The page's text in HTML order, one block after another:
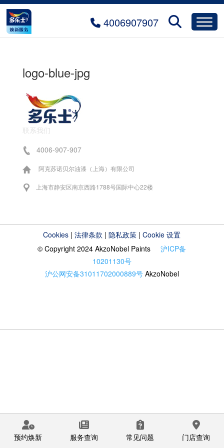
4006907907
logo-blue-jpg
联系我们
4006-907-907
阿克苏诺贝尔油漆（上海）有限公司
上海市静安区南京西路1788号国际中心22楼
Cookies |法律条款 |隐私政策 |Cookie 设置
© Copyright 2024 AkzoNobel Paints沪ICP备
10201130号
沪公网安备31011702000889号 AkzoNobel
预约焕新 服务查询 常见问题 门店查询